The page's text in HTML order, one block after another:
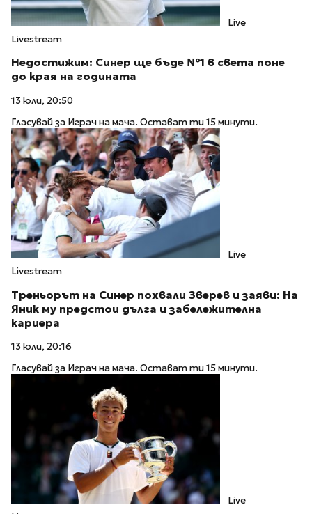
Live
Livestream
Недостижим: Синер ще бъде №1 в света поне
до края на годината
13 юли, 20:50
Гласувай за Играч на мача. Остават ти 15 минути.
Live
Livestream
Треньорът на Синер похвали Зверев и заяви: На
Яник му предстои дълга и забележителна
кариера
13 юли, 20:16
Гласувай за Играч на мача. Остават ти 15 минути.
Live